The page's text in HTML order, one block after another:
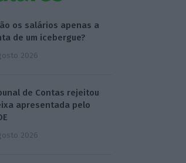
os salários apenas a
de um icebergue?
2026
de Contas rejeitou
apresentada pelo
2026